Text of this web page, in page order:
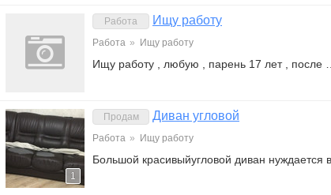
Работа Ищу работу
Работа » Ищу работу
Ищу работу , любую , парень 17 лет , после
1
Продам Диван угловой
Работа » Ищу работу
Большой красивыйугловой диван нуждается